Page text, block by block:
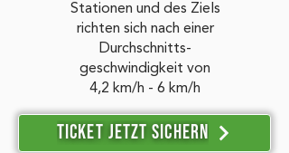
Stationen und des Ziels
richten sich nach einer
Durchschnitts-
geschwindigkeit von
4,2 km/h - 6 km/h
Ticket jetzt sichern